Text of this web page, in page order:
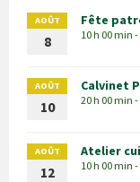
AOÛT
8
Fête
10 h 00 min
AOÛT
10
Calvinet
20 h 00 min
AOÛT
12
Atelier
10 h 00 min